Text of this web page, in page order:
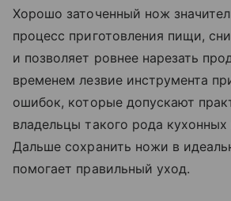
Хорошо заточенный нож
процесс приготовления пищи,
и позволяет ровнее нарезать
временем лезвие инструмента
ошибок, которые допускают
владельцы такого рода
Дальше сохранить ножи в
помогает правильный уход.